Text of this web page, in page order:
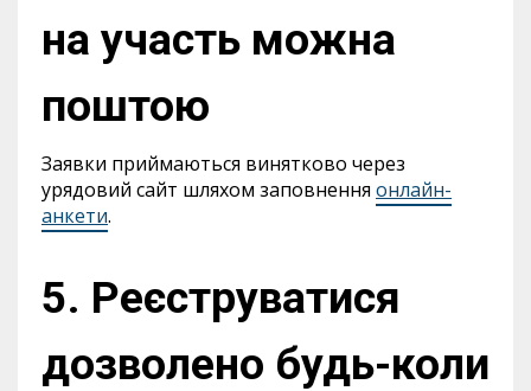
на участь можна
поштою
Заявки приймаються винятково через
урядовий сайт шляхом заповнення онлайн-
анкети.
5. Реєструватися
дозволено будь-коли